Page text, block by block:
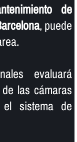
de
, puede
evaluará
las cámaras
sistema de